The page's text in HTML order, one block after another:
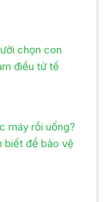
chọn con
điều tử tế
máy rồi uống?
biết để bảo vệ